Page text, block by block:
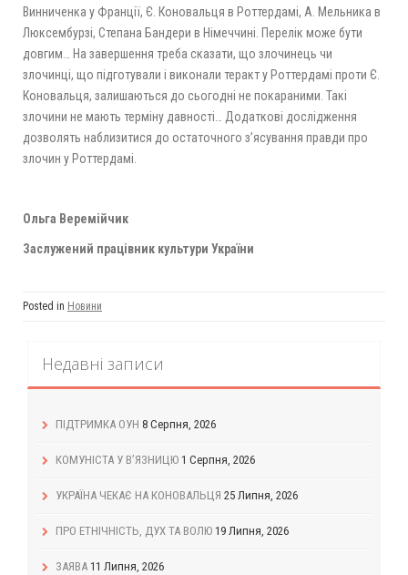
Винниченка у Франції, Є. Коновальця в Роттердамі, А. Мельника в
Люксембурзі, Степана Бандери в Німеччині. Перелік може бути
довгим… На завершення треба сказати, що злочинець чи
злочинці, що підготували і виконали теракт у Роттердамі проти Є.
Коновальця, залишаються до сьогодні не покараними. Такі
злочини не мають терміну давності… Додаткові дослідження
дозволять наблизитися до остаточного з’ясування правди про
злочин у Роттердамі.
Ольга Веремійчик
Заслужений працівник культури України
Posted in Новини
Недавні записи
ПІДТРИМКА ОУН 8 Серпня, 2026
КОМУНІСТА У В’ЯЗНИЦЮ 1 Серпня, 2026
УКРАЇНА ЧЕКАЄ НА КОНОВАЛЬЦЯ 25 Липня, 2026
ПРО ЕТНІЧНІСТЬ, ДУХ ТА ВОЛЮ 19 Липня, 2026
ЗАЯВА 11 Липня, 2026